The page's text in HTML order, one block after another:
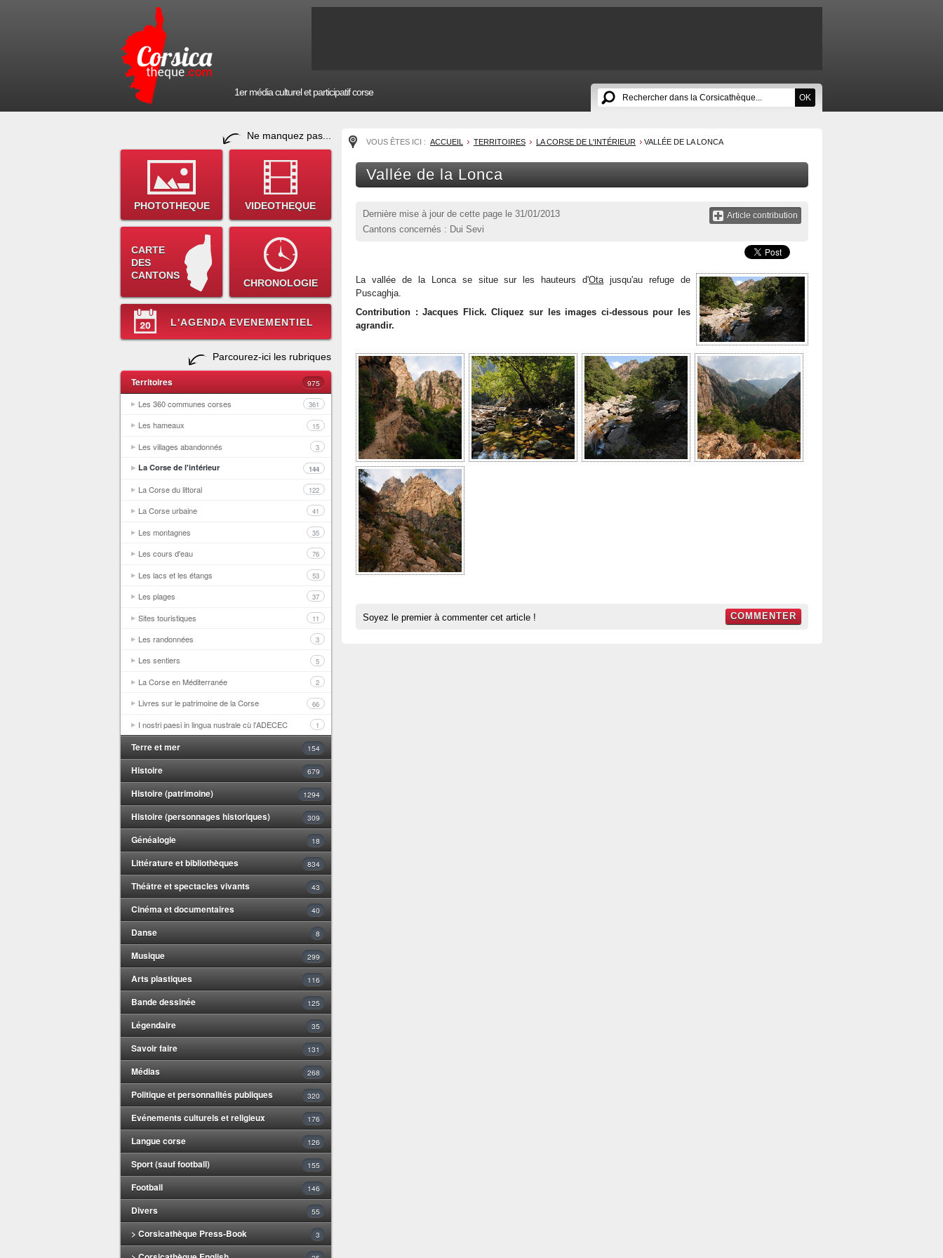
1er média culturel et participatif corse
Ne manquez pas...
PHOTOTHEQUE VIDEOTHEQUE
CARTE
DES
CANTONS
CHRONOLOGIE
L'AGENDA EVENEMENTIEL
Parcourez-ici les rubriques
Territoires 975
Les 360 communes corses 361
Les hameaux 15
Les villages abandonnés 3
La Corse de l'intérieur 144
La Corse du littoral 122
La Corse urbaine 41
Les montagnes 35
Les cours d'eau 76
Les lacs et les étangs 53
Les plages 37
Sites touristiques 11
Les randonnées 3
Les sentiers 5
La Corse en Méditerranée 2
Livres sur le patrimoine de la Corse 66
I nostri paesi in lingua nustrale cù l'ADECEC 1
Terre et mer 154
Histoire 679
Histoire (patrimoine) 1294
Histoire (personnages historiques) 309
Généalogie 18
Littérature et bibliothèques 834
Théâtre et spectacles vivants 43
Cinéma et documentaires 40
Danse 8
Musique 299
Arts plastiques 116
Bande dessinée 125
Légendaire 35
Savoir faire 131
Médias 268
Politique et personnalités publiques 320
Evénements culturels et religieux 176
Langue corse 126
Sport (sauf football) 155
Football 146
Divers 55
> Corsicathèque Press-Book 3
VOUS ÊTES ICI : ACCUEIL TERRITOIRES LA CORSE DE L'INTÉRIEUR VALLÉE DE LA LONCA
Vallée de la Lonca
Article contribution
Dernière mise à jour de cette page le 31/01/2013
Cantons concernés : Dui Sevi
La vallée de la Lonca se situe sur les hauteurs d'Otajusqu'au refuge de
Puscaghja.
Contribution : Jacques Flick. Cliquez sur les images ci-dessous pour les
agrandir.
Soyez le premier à commenter cet article ! COMMENTER